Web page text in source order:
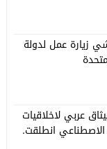
زيارة عمل لدولة
عربي لاخلاقيات
الاصطناعي انطلقت.